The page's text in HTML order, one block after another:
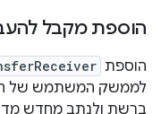
הוספת מקבל
הוספת
ברשת ולנתב מחדש